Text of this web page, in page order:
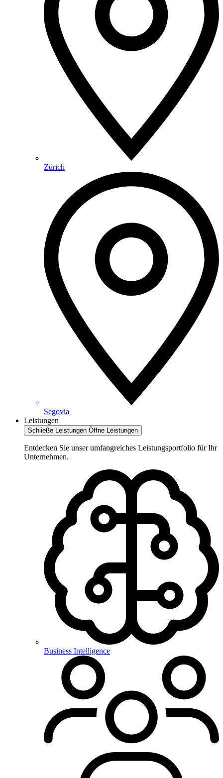
Zürich
Segovia
Leistungen
Schließe Leistungen Öffne Leistungen
Entdecken Sie unser umfangreiches Leistungsportfolio für Ihr
Unternehmen.
Business Intelligence